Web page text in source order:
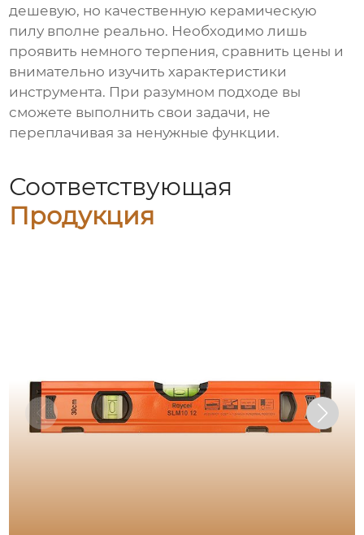
дешевую, но качественную керамическую
пилу вполне реально. Необходимо лишь
проявить немного терпения, сравнить цены и
внимательно изучить характеристики
инструмента. При разумном подходе вы
сможете выполнить свои задачи, не
переплачивая за ненужные функции.
Соответствующая
Продукция